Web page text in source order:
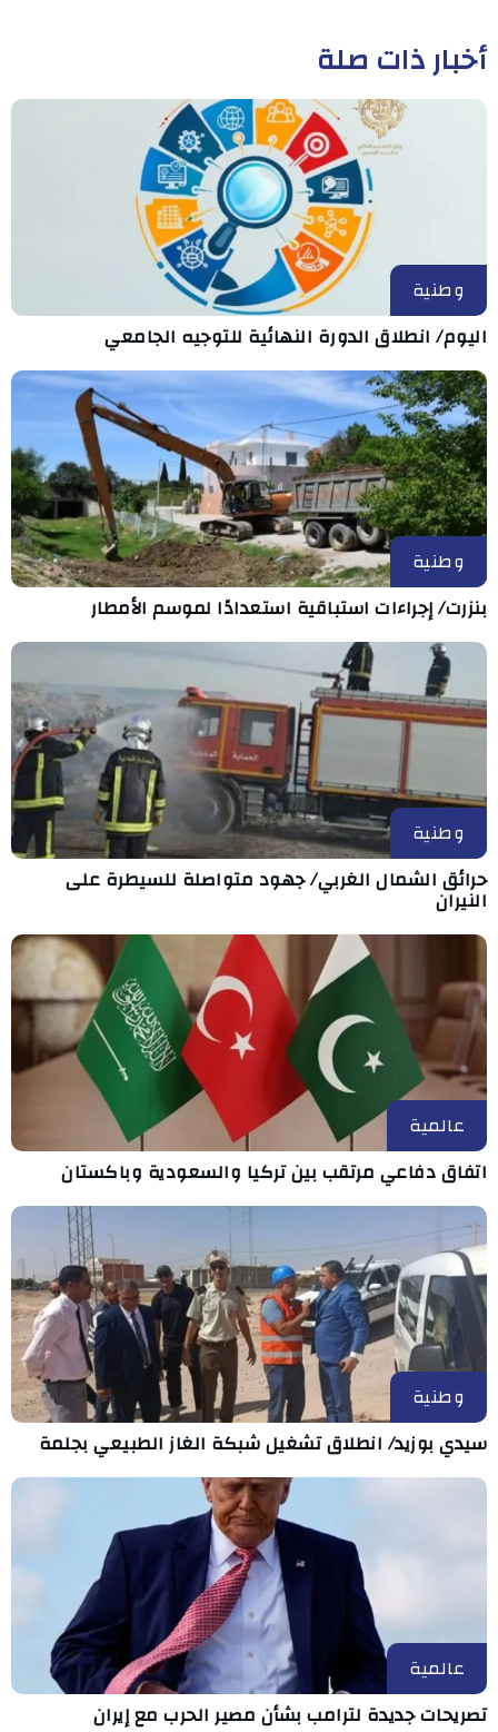
أخبار ذات صلة
وطنية
اليوم/ انطلاق الدورة النهائية للتوجيه الجامعي
وطنية
بنزرت/ إجراءات استباقية استعدادًا لموسم الأمطار
وطنية
حرائق الشمال الغربي/ جهود متواصلة للسيطرة على
النيران
عالمية
اتفاق دفاعي مرتقب بين تركيا والسعودية وباكستان
وطنية
سيدي بوزيد/ انطلاق تشغيل شبكة الغاز الطبيعي بجلمة
عالمية
تصريحات جديدة لترامب بشأن مصير الحرب مع إيران